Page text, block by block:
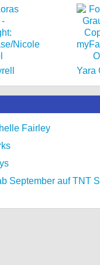
Yara
Fairley
September auf TNT